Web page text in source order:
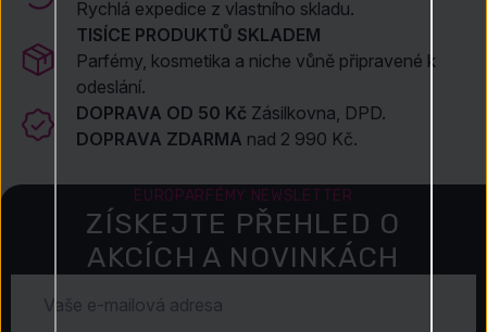
Rychlá expedice z vlastního skladu.
TISÍCE PRODUKTŮ SKLADEM
Parfémy, kosmetika a niche vůně připravené k
odeslání.
DOPRAVA OD 50 Kč Zásilkovna, DPD.
DOPRAVA ZDARMA nad 2 990 Kč.
EUROPARFÉMY NEWSLETTER
ZÍSKEJTE PŘEHLED O
AKCÍCH A NOVINKÁCH